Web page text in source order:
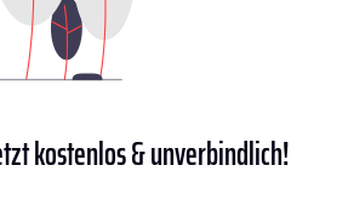
kostenlos & unverbindlich!